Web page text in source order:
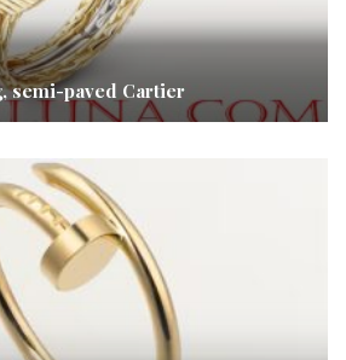
semi-paved Cartier